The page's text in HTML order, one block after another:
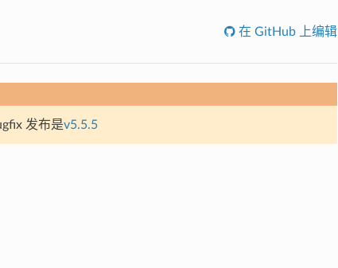
在 GitHub 上编辑
发布是v5.5.5